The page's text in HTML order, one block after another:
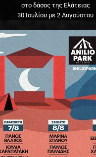
στο δάσος της Ελάτειας
30 Ιουλίου με 2 Αυγούστου